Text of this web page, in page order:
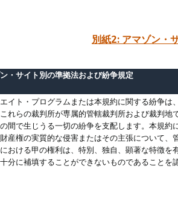
別紙2: アマゾン・
・サイト別の準拠法および紛争規定
イト・プログラムまたは本規約に関する紛争
れらの裁判所が専属的管轄裁判所および裁判
間で生じうる一切の紛争を支配します。本規
産権の実質的な侵害またはその主張について
おける甲の権利は、特別、独自、顕著な特徴
分に補填することができないものであることを